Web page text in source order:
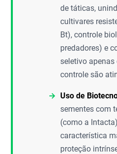
de táticas,
cultivares
Bt), controle
predadores) e
seletivo
controle são
Uso de
sementes com
(como a
característica
proteção